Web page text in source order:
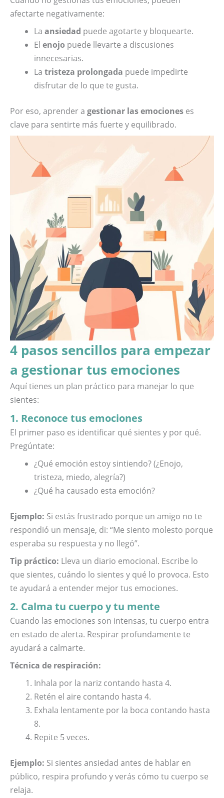
afectarte negativamente:
La ansiedad puede agotarte y bloquearte.
El enojo puede llevarte a discusiones
innecesarias.
La tristeza prolongada puede impedirte
disfrutar de lo que te gusta.
Por eso, aprender a gestionar las emociones es
clave para sentirte más fuerte y equilibrado.
4 pasos sencillos para empezar
a gestionar tus emociones
Aquí tienes un plan práctico para manejar lo que
sientes:
1. Reconoce tus emociones
El primer paso es identificar qué sientes y por qué.
Pregúntate:
¿Qué emoción estoy sintiendo? (¿Enojo,
tristeza, miedo, alegría?)
¿Qué ha causado esta emoción?
Ejemplo: Si estás frustrado porque un amigo no te
respondió un mensaje, di: “Me siento molesto porque
esperaba su respuesta y no llegó”.
Tip práctico: Lleva un diario emocional. Escribe lo
que sientes, cuándo lo sientes y qué lo provoca. Esto
te ayudará a entender mejor tus emociones.
2. Calma tu cuerpo y tu mente
Cuando las emociones son intensas, tu cuerpo entra
en estado de alerta. Respirar profundamente te
ayudará a calmarte.
Técnica de respiración:
Inhala por la nariz contando hasta 4.
Retén el aire contando hasta 4.
Exhala lentamente por la boca contando hasta
8.
Repite 5 veces.
Ejemplo: Si sientes ansiedad antes de hablar en
público, respira profundo y verás cómo tu cuerpo se
relaja.